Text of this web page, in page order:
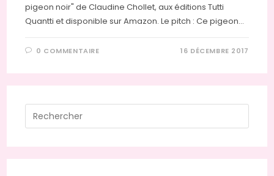
pigeon noir" de Claudine Chollet, aux éditions Tutti
Quantti et disponible sur Amazon. Le pitch : Ce pigeon…
0 COMMENTAIRE 16 DÉCEMBRE 2017